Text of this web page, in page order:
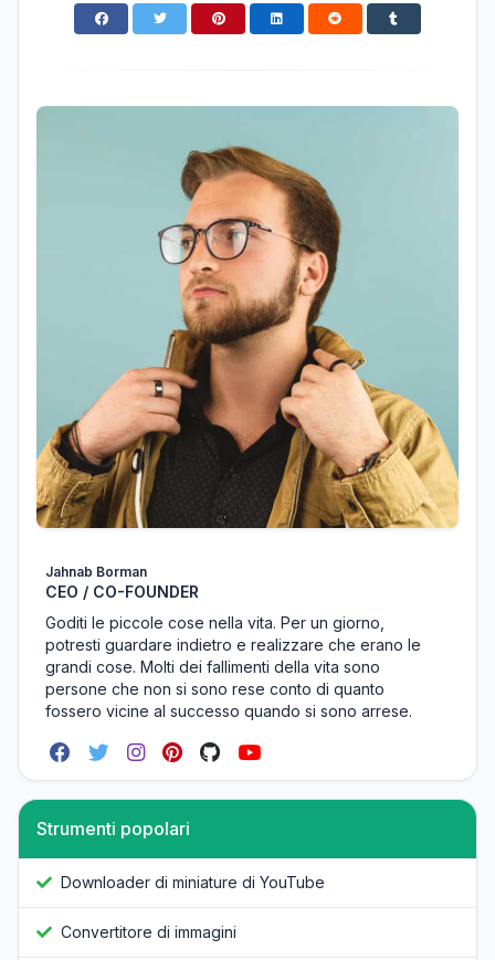
Jahnab Borman
CEO / CO-FOUNDER
Goditi le piccole cose nella vita. Per un giorno,
potresti guardare indietro e realizzare che erano le
grandi cose. Molti dei fallimenti della vita sono
persone che non si sono rese conto di quanto
fossero vicine al successo quando si sono arrese.
Strumenti popolari
Downloader di miniature di YouTube
Convertitore di immagini